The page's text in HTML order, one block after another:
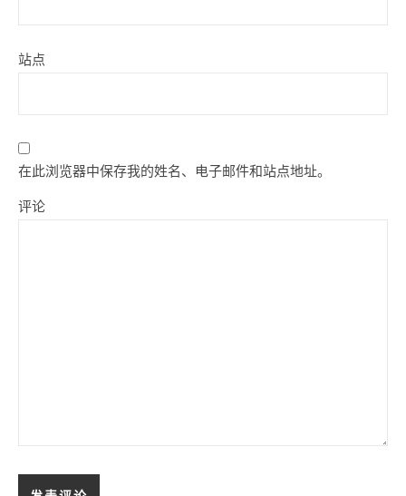
站点
在此浏览器中保存我的姓名、电子邮件和站点地址。
评论